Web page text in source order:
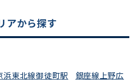
電話でお問い合わせ
アから探す
浜東北線御徒町駅
銀座線上野広